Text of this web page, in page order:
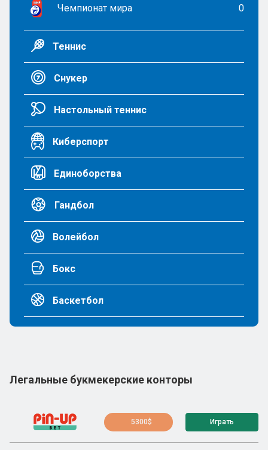
Чемпионат мира 0
Теннис
Снукер
Настольный теннис
Киберспорт
Единоборства
Гандбол
Волейбол
Бокс
Баскетбол
Легальные букмекерские конторы
5300$ Играть